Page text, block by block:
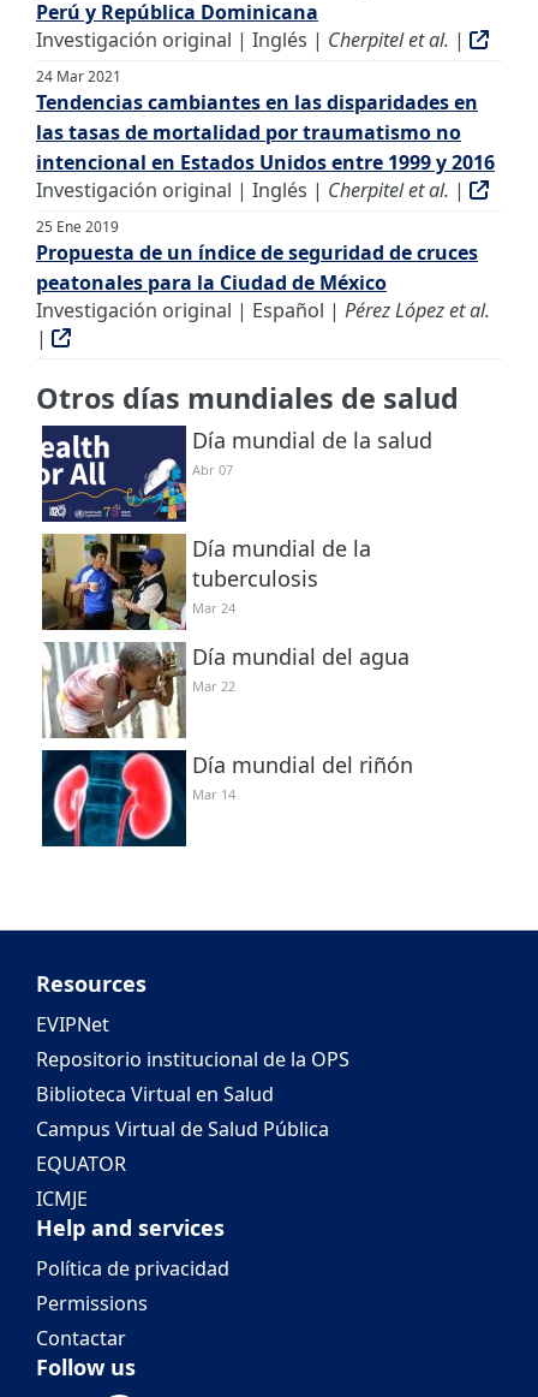
Perú y República Dominicana
Investigación original | Inglés | Cherpitel et al. |
24 Mar 2021
Tendencias cambiantes en las disparidades en
las tasas de mortalidad por traumatismo no
intencional en Estados Unidos entre 1999 y 2016
Investigación original | Inglés | Cherpitel et al. |
25 Ene 2019
Propuesta de un índice de seguridad de cruces
peatonales para la Ciudad de México
Investigación original | Español | Pérez López et al.
|
Otros días mundiales de salud
Día mundial de la salud
Abr 07
Día mundial de la
tuberculosis
Mar 24
Día mundial del agua
Mar 22
Día mundial del riñón
Mar 14
Resources
EVIPNet
Repositorio institucional de la OPS
Biblioteca Virtual en Salud
Campus Virtual de Salud Pública
EQUATOR
ICMJE
Help and services
Política de privacidad
Permissions
Contactar
Follow us